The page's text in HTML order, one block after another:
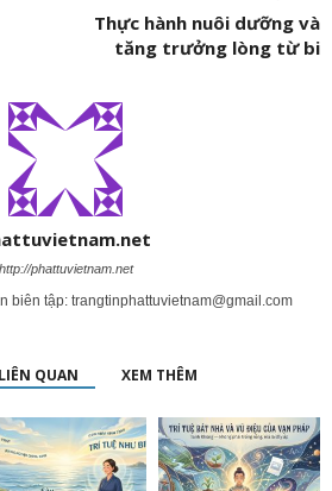
Thực hành nuôi dưỡng và
tăng trưởng lòng từ bi
http://phattuvietnam.net
biên tập: trangtinphattuvietnam@gmail.com
QUAN XEM THÊM